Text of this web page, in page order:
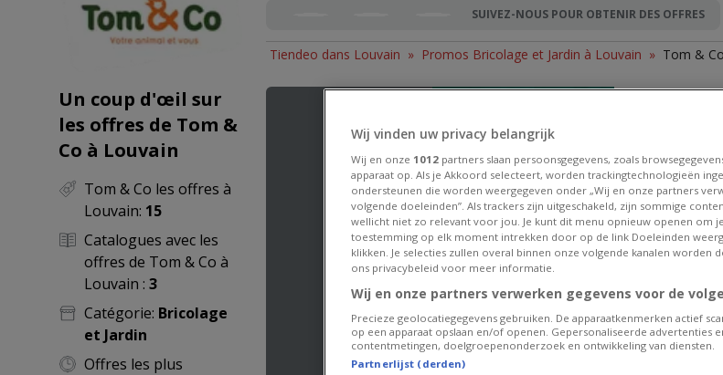
SUIVEZ-NOUS POUR OBTENIR DES OFFRES
Tiendeo dans Louvain » Promos Bricolage et Jardin à Louvain » Tom &
Un coup d'œil sur
les offres de Tom &
Co à Louvain
Tom & Co les offres à
Louvain: 15
Catalogues avec les
offres de Tom & Co à
Louvain : 3
Catégorie: Bricolage
et Jardin
Offres les plus
Wij vinden uw privacy belangrijk
Wij en onze 1012 partners slaan persoonsgegevens, zoals
apparaat op. Als je Akkoord selecteert, worden trackingtechnologieën
ondersteunen die worden weergegeven onder „Wij en onze partners
volgende doeleinden”. Als trackers zijn uitgeschakeld, zijn sommige
wellicht niet zo relevant voor jou. Je kunt dit menu opnieuw openen om
toestemming op elk moment intrekken door op de link Doeleinden
klikken. Je selecties zullen overal binnen onze volgende kanalen worden
ons privacybeleid voor meer informatie.
Wij en onze partners verwerken gegevens voor de
Precieze geolocatiegegevens gebruiken. De apparaatkenmerken actief
op een apparaat opslaan en/of openen. Gepersonaliseerde advertenties
contentmetingen, doelgroepenonderzoek en ontwikkeling van diensten.
Partnerlijst (derden)